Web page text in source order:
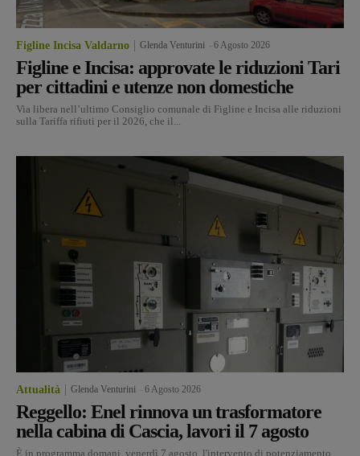
Figline Incisa Valdarno Glenda Venturini 6 Agosto 2026
Figline e Incisa: approvate le riduzioni Tari
per cittadini e utenze non domestiche
Via libera nell’ultimo Consiglio comunale di Figline e Incisa alle riduzioni
sulla Tariffa rifiuti per il 2026, che il...
Attualità Glenda Venturini 6 Agosto 2026
Reggello: Enel rinnova un trasformatore
nella cabina di Cascia, lavori il 7 agosto
È in programma domani, venerdì 7 agosto, l'intervento di potenziamento